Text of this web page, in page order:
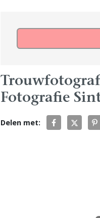
Fotografie
Delen met: